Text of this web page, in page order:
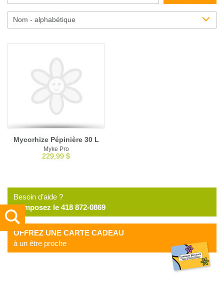
Glossaire
Emplois
Nom - alphabétique
Mycorhize Pépinière 30 L
Myke Pro
229,99 $
Besoin d’aide ?
Composez le 418 872-0869
OFFREZ UNE CARTE CADEAU
à un être proche